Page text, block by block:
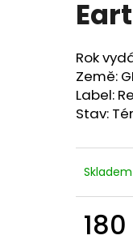
Rok
Země:
Label:
Stav:
Skladem